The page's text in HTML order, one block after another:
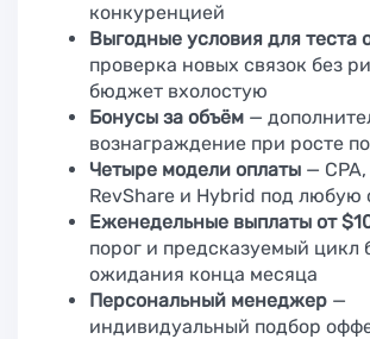
конкуренцией
Выгодные условия для теста
проверка новых связок без
бюджет вхолостую
Бонусы за объём —
вознаграждение при росте
Четыре модели оплаты — CPA,
RevShare и Hybrid под любую
Еженедельные выплаты от
порог и предсказуемый цикл
ожидания конца месяца
Персональный менеджер —
индивидуальный подбор